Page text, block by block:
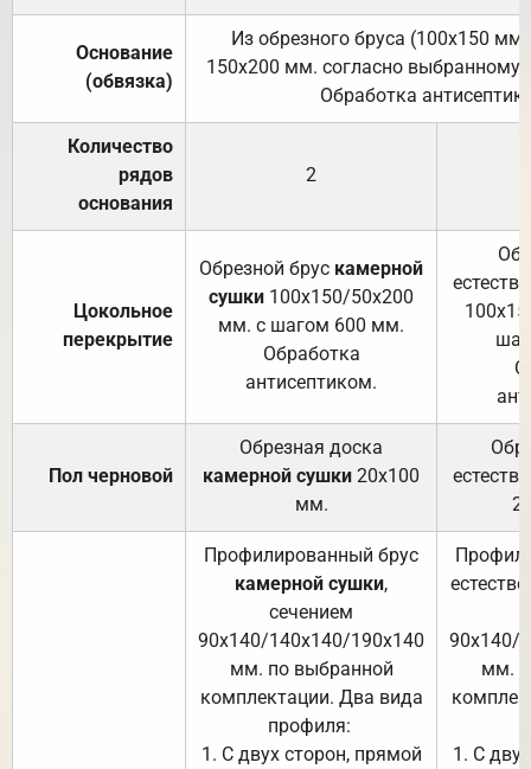
Основание
(обвязка)
Из обрезного бруса (100х150
150х200 мм. согласно выбранному
Обработка
Количество
рядов
основания
2
Цокольное
перекрытие
Обрезной брус камерной
сушки 100х150/50х200
мм. с шагом 600 мм.
Обработка
антисептиком.
Пол черновой
Обрезная доска
камерной сушки 20х100
мм.
Профилированный брус
камерной сушки,
сечением
90х140/140х140/190х140
мм. по выбранной
комплектации. Два вида
профиля:
1. С двух сторон, прямой
90х140/
мм.
1. С